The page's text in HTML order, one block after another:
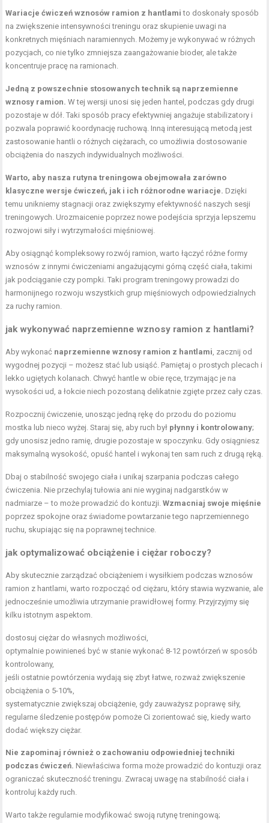
Wariacje ćwiczeń wznosów ramion z hantlami to doskonały sposób
na zwiększenie intensywności treningu oraz skupienie uwagi na
konkretnych mięśniach naramiennych. Możemy je wykonywać w różnych
pozycjach, co nie tylko zmniejsza zaangażowanie bioder, ale także
koncentruje pracę na ramionach.
Jedną z powszechnie stosowanych technik są naprzemienne
wznosy ramion. W tej wersji unosi się jeden hantel, podczas gdy drugi
pozostaje w dół. Taki sposób pracy efektywniej angażuje stabilizatory i
pozwala poprawić koordynację ruchową. Inną interesującą metodą jest
zastosowanie hantli o różnych ciężarach, co umożliwia dostosowanie
obciążenia do naszych indywidualnych możliwości.
Warto, aby nasza rutyna treningowa obejmowała zarówno
klasyczne wersje ćwiczeń, jak i ich różnorodne wariacje. Dzięki
temu unikniemy stagnacji oraz zwiększymy efektywność naszych sesji
treningowych. Urozmaicenie poprzez nowe podejścia sprzyja lepszemu
rozwojowi siły i wytrzymałości mięśniowej.
Aby osiągnąć kompleksowy rozwój ramion, warto łączyć różne formy
wznosów z innymi ćwiczeniami angażującymi górną część ciała, takimi
jak podciąganie czy pompki. Taki program treningowy prowadzi do
harmonijnego rozwoju wszystkich grup mięśniowych odpowiedzialnych
za ruchy ramion.
jak wykonywać naprzemienne wznosy ramion z hantlami?
Aby wykonać naprzemienne wznosy ramion z hantlami, zacznij od
wygodnej pozycji – możesz stać lub usiąść. Pamiętaj o prostych plecach i
lekko ugiętych kolanach. Chwyć hantle w obie ręce, trzymając je na
wysokości ud, a łokcie niech pozostaną delikatnie zgięte przez cały czas.
Rozpocznij ćwiczenie, unosząc jedną rękę do przodu do poziomu
mostka lub nieco wyżej. Staraj się, aby ruch był płynny i kontrolowany;
gdy unosisz jedno ramię, drugie pozostaje w spoczynku. Gdy osiągniesz
maksymalną wysokość, opuść hantel i wykonaj ten sam ruch z drugą ręką.
Dbaj o stabilność swojego ciała i unikaj szarpania podczas całego
ćwiczenia. Nie przechylaj tułowia ani nie wyginaj nadgarstków w
nadmiarze – to może prowadzić do kontuzji.Wzmacniaj swoje mięśnie
poprzez spokojne oraz świadome powtarzanie tego naprzemiennego
ruchu, skupiając się na poprawnej technice.
jak optymalizować obciążenie i ciężar roboczy?
Aby skutecznie zarządzać obciążeniem i wysiłkiem podczas wznosów
ramion z hantlami, warto rozpocząć od ciężaru, który stawia wyzwanie, ale
jednocześnie umożliwia utrzymanie prawidłowej formy. Przyjrzyjmy się
kilku istotnym aspektom.
dostosuj ciężar do własnych możliwości,
optymalnie powinieneś być w stanie wykonać 8-12 powtórzeń w sposób
kontrolowany,
jeśli ostatnie powtórzenia wydają się zbyt łatwe, rozważ zwiększenie
obciążenia o 5-10%,
systematycznie zwiększaj obciążenie, gdy zauważysz poprawę siły,
regularne śledzenie postępów pomoże Ci zorientować się, kiedy warto
dodać większy ciężar.
Nie zapominaj również o zachowaniu odpowiedniej techniki
podczas ćwiczeń. Niewłaściwa forma może prowadzić do kontuzji oraz
ograniczać skuteczność treningu. Zwracaj uwagę na stabilność ciała i
kontroluj każdy ruch.
Warto także regularnie modyfikować swoją rutynę treningową;